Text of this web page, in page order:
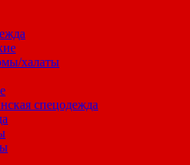
халаты
спецодежда